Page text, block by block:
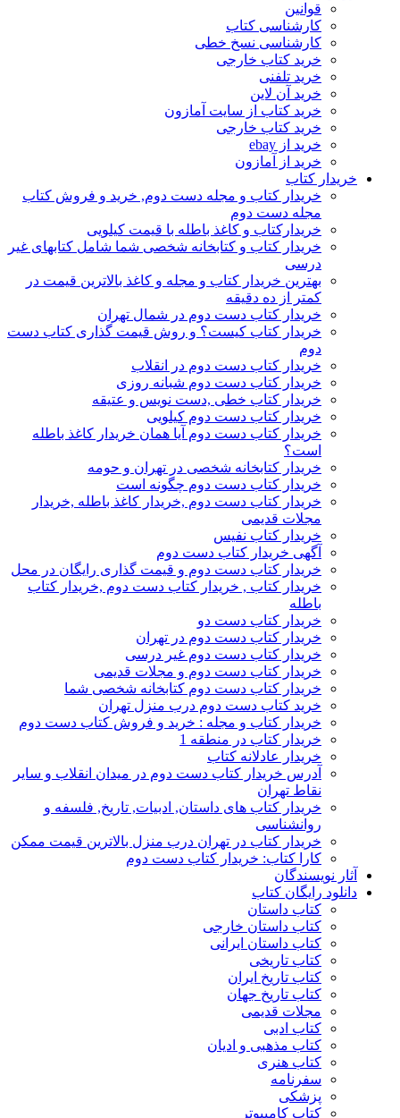
قوانین
کارشناسی کتاب
کارشناسی نسخ خطی
خرید کتاب خارجی
خرید تلفنی
خرید آن لاین
خرید کتاب از سایت آمازون
خرید کتاب خارجی
خرید از ebay
خرید از آمازون
خریدار کتاب
خریدار کتاب و مجله دست دوم, خرید و فروش کتاب
مجله دست دوم
خریدارکتاب و کاغذ باطله با قیمت کیلویی
خریدار کتاب و کتابخانه شخصی شما شامل کتابهای غیر
درسی
بهترین خریدار کتاب و مجله و کاغذ بالاترین قیمت در
کمتر از ده دقیقه
خریدار کتاب دست دوم در شمال تهران
خریدار کتاب کیست؟ و روش قیمت گذاری کتاب دست
دوم
خریدار کتاب دست دوم در انقلاب
خریدار کتاب دست دوم شبانه روزی
خریدار کتاب خطی ,دست نویس و عتیقه
خریدار کتاب دست دوم کیلویی
خریدار کتاب دست دوم آیا همان خریدار کاغذ باطله
است؟
خریدار کتابخانه شخصی در تهران و حومه
خریدار کتاب دست دوم چگونه است
خریدار کتاب دست دوم ,خریدار کاغذ باطله ,خریدار
مجلات قدیمی
خریدار کتاب نفیس
آگهی خریدار کتاب دست دوم
خریدار کتاب دست دوم و قیمت گذاری رایگان در محل
خریدار کتاب , خریدار کتاب دست دوم ,خریدار کتاب
باطله
خریدار کتاب دست دو
خریدار کتاب دست دوم در تهران
خریدار کتاب دست دوم غیر درسی
خریدار کتاب دست دوم و مجلات قدیمی
خریدار کتاب دست دوم کتابخانه شخصی شما
خرید کتاب دست دوم درب منزل تهران
خریدار کتاب و مجله : خرید و فروش کتاب دست دوم
خریدار کتاب در منطقه 1
خریدار عادلانه کتاب
آدرس خریدار کتاب دست دوم در میدان انقلاب و سایر
نقاط تهران
خریدار کتاب های داستان, ادبیات, تاریخ, فلسفه و
روانشناسی
خریدار کتاب در تهران درب منزل بالاترین قیمت ممکن
کارا کتاب: خریدار کتاب دست دوم
آثار نویسندگان
دانلود رایگان کتاب
کتاب داستان
کتاب داستان خارجی
کتاب داستان ایرانی
کتاب تاریخی
کتاب تاریخ ایران
کتاب تاریخ جهان
مجلات قدیمی
کتاب ادبی
کتاب مذهبی و ادیان
کتاب هنری
سفرنامه
پزشکی
کتاب کامپیوتر